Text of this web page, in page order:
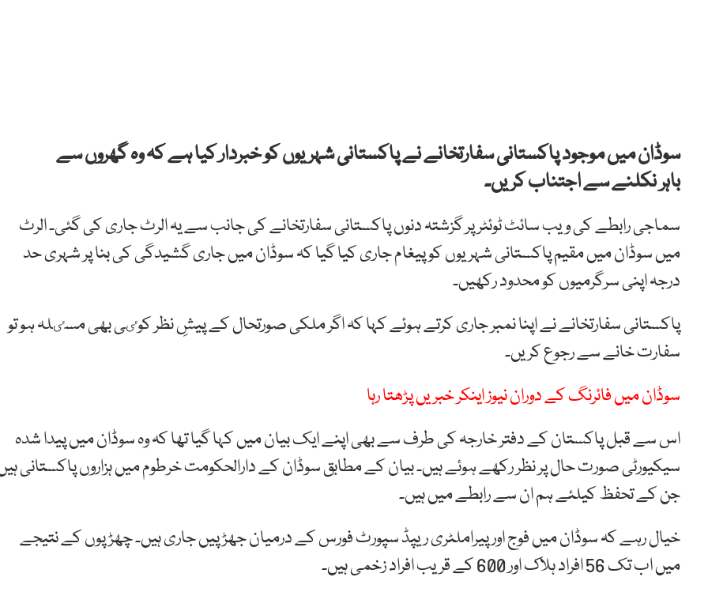
سوڈان میں موجود پاکستانی سفارتخانے نے پاکستانی شہریوں کو خبردار کیا ہے کہ وہ گھروں سے
باہرنکلنے سے اجتناب کریں۔
سماجی رابطے کی ویب سائٹ ٹوئٹر پر گزشتہ دنوں پاکستانی سفارتخانے کی جانب سے یہ الرٹ جاری کی گئی۔ الرٹ
میں سوڈان میں مقیم پاکستانی شہریوں کو پیغام جاری کیا گیا کہسوڈان میں جاری گشیدگی کی بنا پر شہری حد
درجہ اپنی سرگرمیوں کو محدود رکھیں۔
پاکستانی سفارتخانے نے اپنا نمبر جاری کرتے ہوئے کہا کہ اگر ملکی صورتحال کے پیشِ نظر کوٸی بھی مسٸلہ ہو تو
سفارت خانے سے رجوع کریں۔
سوڈان میں فائرنگ کے دوران نیوز اینکر خبریں پڑھتا رہا
اس سے قبل پاکستان کے دفتر خارجہ کی طرف سے بھی اپنے ایک بیان میں کہا گیا تھا کہ وہ سوڈان میں پیدا شدہ
سیکیورٹی صورت حال پر نظر رکھے ہوئے ہیں۔ بیان کے مطابق سوڈان کے دارالحکومت خرطوم میں ہزاروں پاکستانی
جن کے تحفظ کیلئے ہم ان سے رابطے میں ہیں۔
خیال رہے کہ سوڈانمیںفوجاورپیراملٹریریپڈسپورٹفورسکےدرمیانجھڑپیںجاریہیں۔ چھڑپوں کے نتیجے
میں اب تک 56
افرادہلاک اور600 کے قریبافرادزخمی ہیں۔